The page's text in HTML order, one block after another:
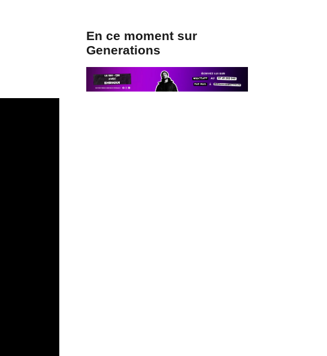
En ce moment sur
Generations